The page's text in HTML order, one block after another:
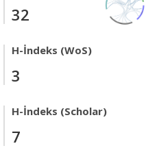
32
H-İndeks (WoS)
3
H-İndeks (Scholar)
7